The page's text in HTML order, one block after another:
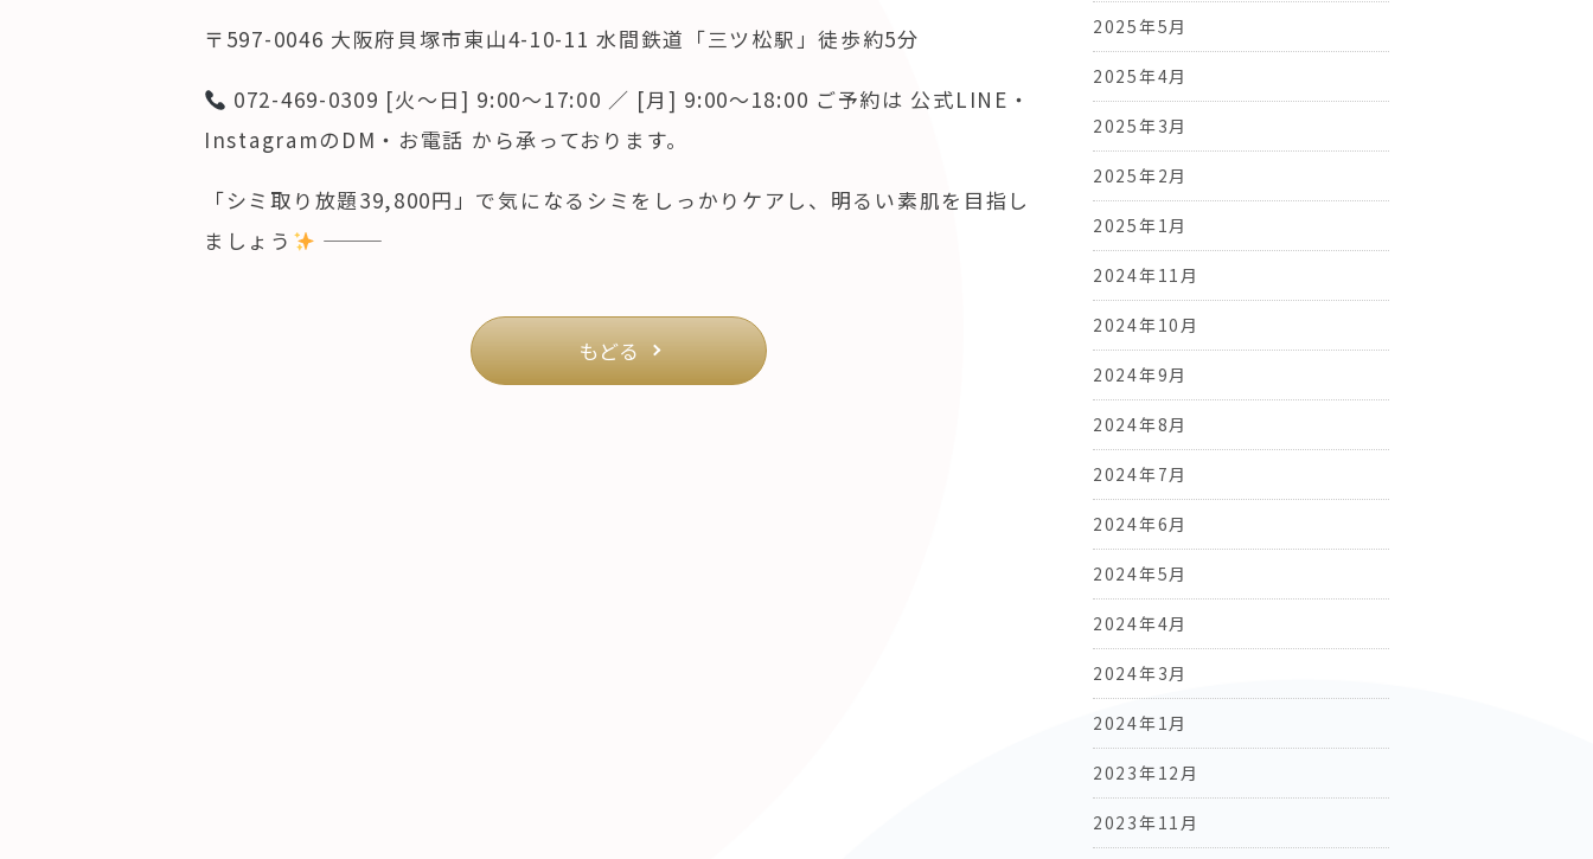
〒597-0046 大阪府貝塚市東山4-10-11 水間鉄道「三ツ松駅」徒歩約5分
072-469-0309 [火～日] 9:00～17:00 ／ [月] 9:00～18:00 ご予約は 公式LINE・
InstagramのDM・お電話 から承っております。
「シミ取り放題39,800円」で気になるシミをしっかりケアし、明るい素肌を目指し
ましょう
⸻
もどる
2025年5月
2025年4月
2025年3月
2025年2月
2025年1月
2024年11月
2024年10月
2024年9月
2024年8月
2024年7月
2024年6月
2024年5月
2024年4月
2024年3月
2024年1月
2023年12月
2023年11月